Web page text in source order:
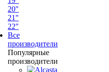
20"
21"
22"
Все
производители
Популярные
производители